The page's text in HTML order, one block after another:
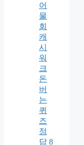
어
물
회
캐
시
워
크
돈
버
는
퀴
즈
정
답 8